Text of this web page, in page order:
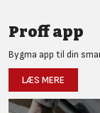
Proff app
Bygma app til din
LÆS MERE